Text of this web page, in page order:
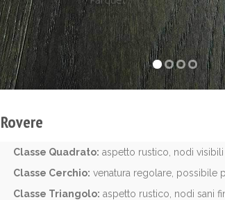
Classe Quadrato: aspetto rustico, nodi
Classe Cerchio: venatura regolare, possibile
Classe Triangolo: aspetto rustico, nodi sani